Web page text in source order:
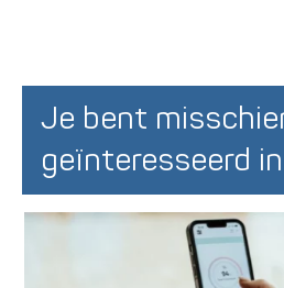
Je bent
geïnteresseerd in